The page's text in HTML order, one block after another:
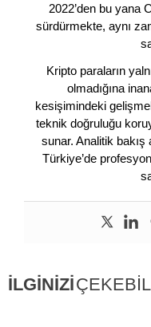
2022’den bu yana
sürdürmekte, aynı
Kripto paraların
olmadığına
kesişimindeki
teknik doğruluğu
sunar. Analitik bakış
Türkiye’de
İLGİNİZİ